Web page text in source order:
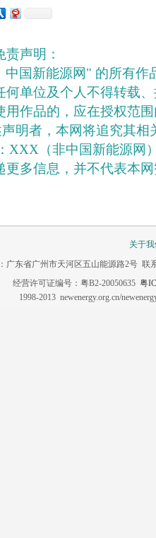
声明：
中国新能源网" 的所有作
何单位及个人不得转载
用作品的，应在授权范
明者，本网将追究其相
XXX（非中国新能源网
更多信息，并不代表本
关于
广东省广州市天河区五山能源路2号 联
经营许可证编号：粤B2-20050635 粤
1998-2013 newenergy.org.cn/